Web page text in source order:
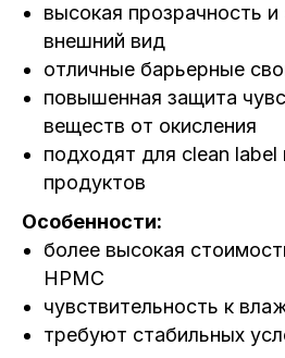
высокая прозрачность
внешний вид
отличные барьерные
повышенная защита
веществ от окисления
подходят для clean
продуктов
Особенности:
более высокая
HPMC
чувствительность к
требуют стабильных